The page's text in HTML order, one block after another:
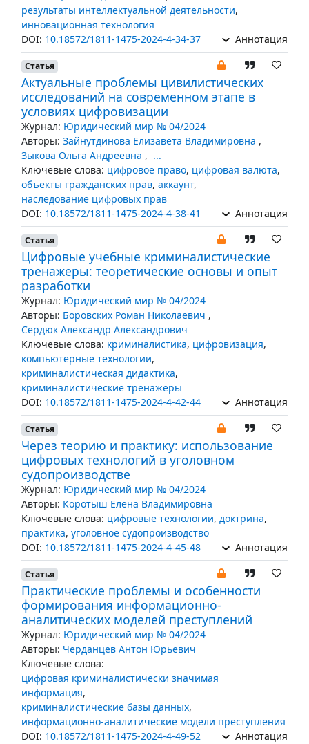
результаты интеллектуальной деятельности,
инновационная технология
DOI: 10.18572/1811-1475-2024-4-34-37 Аннотация
Статья
Актуальные проблемы цивилистических
исследований на современном этапе в
условиях цифровизации
Журнал: Юридический мир № 04/2024
Авторы: Зайнутдинова Елизавета Владимировна ,
Зыкова Ольга Андреевна , ...
Ключевые слова: цифровое право, цифровая валюта,
объекты гражданских прав, аккаунт,
наследование цифровых прав
DOI: 10.18572/1811-1475-2024-4-38-41 Аннотация
Статья
Цифровые учебные криминалистические
тренажеры: теоретические основы и опыт
разработки
Журнал: Юридический мир № 04/2024
Авторы: Боровских Роман Николаевич ,
Сердюк Александр Александрович
Ключевые слова: криминалистика, цифровизация,
компьютерные технологии,
криминалистическая дидактика,
криминалистические тренажеры
DOI: 10.18572/1811-1475-2024-4-42-44 Аннотация
Статья
Через теорию и практику: использование
цифровых технологий в уголовном
судопроизводстве
Журнал: Юридический мир № 04/2024
Авторы: Коротыш Елена Владимировна
Ключевые слова: цифровые технологии, доктрина,
практика, уголовное судопроизводство
DOI: 10.18572/1811-1475-2024-4-45-48 Аннотация
Статья
Практические проблемы и особенности
формирования информационно-
аналитических моделей преступлений
Журнал: Юридический мир № 04/2024
Авторы: Черданцев Антон Юрьевич
Ключевые слова:
цифровая криминалистически значимая
информация,
криминалистические базы данных,
информационно-аналитические модели преступления
DOI: 10.18572/1811-1475-2024-4-49-52 Аннотация